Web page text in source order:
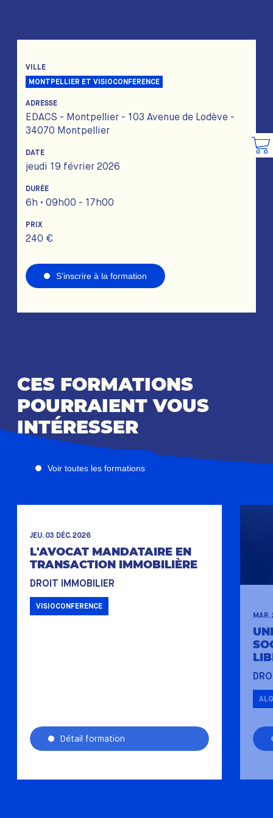
VILLE
MONTPELLIER ET VISIOCONFERENCE
ADRESSE
EDACS - Montpellier - 103 Avenue de Lodève -
34070 Montpellier
DATE
jeudi 19 février 2026
DURÉE
6h • 09h00 - 17h00
PRIX
240 €
S’inscrire à la formation
CES FORMATIONS
POURRAIENT VOUS
INTÉRESSER
Voir toutes les formations
JEU. 03 DÉC. 2026
L'AVOCAT MANDATAIRE EN
TRANSACTION IMMOBILIÈRE
DROIT IMMOBILIER
VISIOCONFERENCE
Détail formation